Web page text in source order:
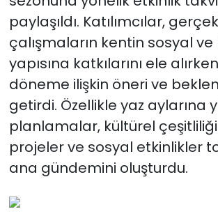
paylaşıldı. Katılımcılar,
çalışmaların kentin sosyal
yapısına katkılarını ele
döneme ilişkin öneri ve
getirdi. Özellikle yaz aylarına
planlamalar, kültürel
projeler ve sosyal etkinlikler
ana gündemini oluşturdu.